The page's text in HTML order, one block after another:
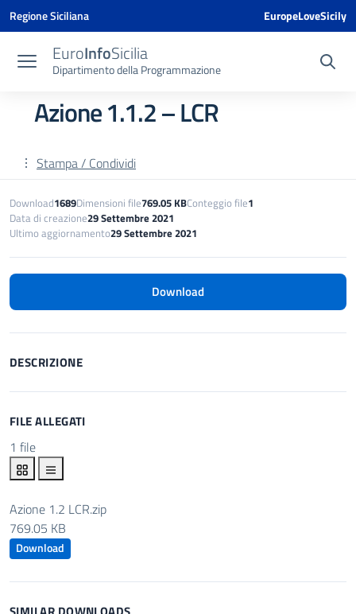
Vai ai contenuti
Vai al menu di navigazione
Vai al footer
Vai al banner delle Cookie Policy
Regione Siciliana EuropeLoveSicily
EuroInfoSicilia
Dipartimento della Programmazione
Azione 1.1.2 – LCR
Stampa / Condividi
Download1689Dimensioni file769.05 KBConteggio file1
Data di creazione29 Settembre 2021
Ultimo aggiornamento29 Settembre 2021
Download
DESCRIZIONE
FILE ALLEGATI
1 file
Azione 1.2 LCR.zip
769.05 KB
Download